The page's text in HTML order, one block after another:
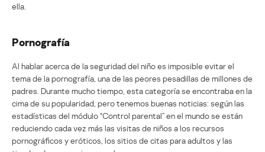
ella.
Pornografía
Al hablar acerca de la seguridad del niño es imposible evitar el
tema de la pornografía, una de las peores pesadillas de millones de
padres. Durante mucho tiempo, esta categoría se encontraba en la
cima de su popularidad, pero tenemos buenas noticias: según las
estadísticas del módulo “Control parental” en el mundo se están
reduciendo cada vez más las visitas de niños a los recursos
pornográficos y eróticos, los sitios de citas para adultos y las